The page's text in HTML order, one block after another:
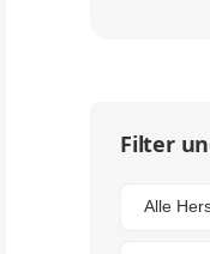
Filter
Alle